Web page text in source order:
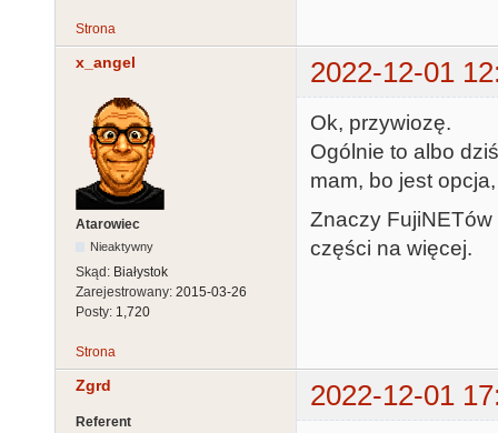
Strona
x_angel 2022-12-01
Atarowiec
Nieaktywny
Skąd: Białystok
Zarejestrowany: 2015-03-26
Posty: 1,720
Ok, przywiozę.
Ogólnie to albo
mam, bo jest
Znaczy FujiNETów
części na więcej.
Strona
Zgrd 2022-12-01
Referent